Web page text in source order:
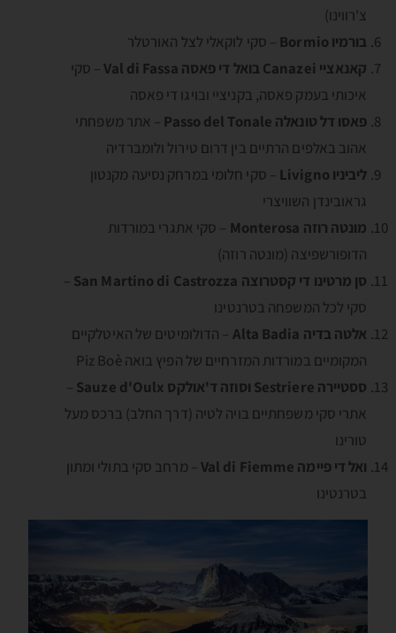
צ'רווינו)
בורמיו Bormio
– סקי לוקאלי לצל האורטלר
קאנאציי Canazei בואל די פאסה Val di Fassa
– סקי
איכותי בעמק פאסה, בקניציי ובויגו די פאסה
פאסו דל טונאלה Passo del Tonale
– אתר משפחתי
אהוב באלפים הרתיים בין דרום טירול ולומברדיה
ליביניו Livigno
– סקי חלומי במרחק נסיעה מקנטון
גראובינדן השוויצרי
מונטה רוזה Monterosa
– סקי אתגרי במורדות
הדופורשפיצה (מונטה רוזה)
סן מרטינו די קסטרוצה San Martino di Castrozza
–
סקי לכל המשפחה בטרנטינו
אלטה בדיה Alta Badia
– הדולומיטים של האיטלקיים
המקומיים במורדות המזרחיים של הפיץ בואה Piz Boè
ססטיירה Sestriere וסוזה ד'אולקס Sauze d'Oulx
–
אתרי סקי משפחתיים בויה לטיה (דרך החלב) ברכס מעל
טורינו
ואל די פיימה Val di Fiemme
– מרחב סקי בתולי ומתון
בטרנטינו